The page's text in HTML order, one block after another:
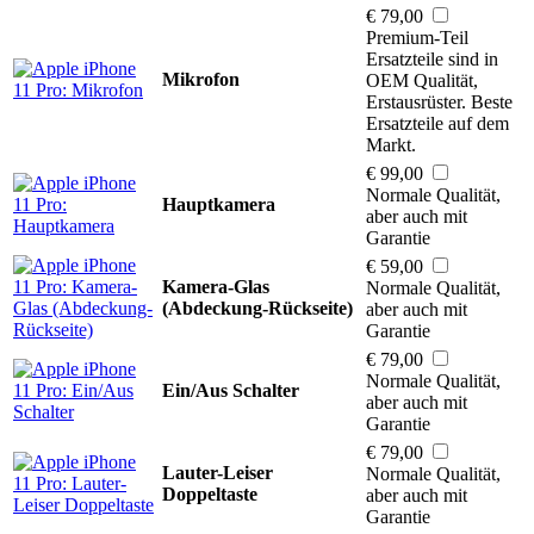
Mikrofon
€ 79,00
Premium-Teil
Ersatzteile sind in
OEM Qualität,
Erstausrüster. Beste
Ersatzteile auf dem
Markt.
Hauptkamera
€ 99,00
Normale Qualität,
aber auch mit
Garantie
Kamera-Glas
(Abdeckung-Rückseite)
€ 59,00
Normale Qualität,
aber auch mit
Garantie
Ein/Aus Schalter
€ 79,00
Normale Qualität,
aber auch mit
Garantie
Lauter-Leiser
Doppeltaste
€ 79,00
Normale Qualität,
aber auch mit
Garantie